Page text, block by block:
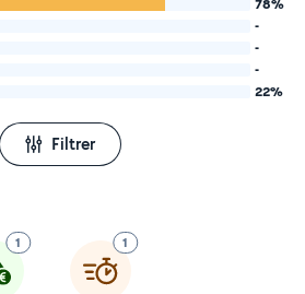
78%
-
-
-
22%
Filtrer
1 1